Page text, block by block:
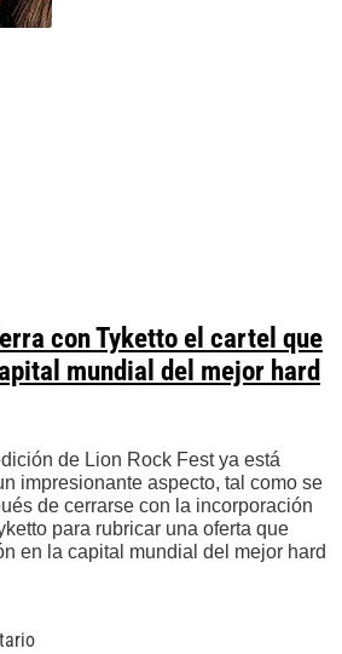
con Tyketto el cartel que
mundial del mejor hard
de Lion Rock Fest ya está
impresionante aspecto, tal como se
de cerrarse con la incorporación
para rubricar una oferta que
en la capital mundial del mejor hard